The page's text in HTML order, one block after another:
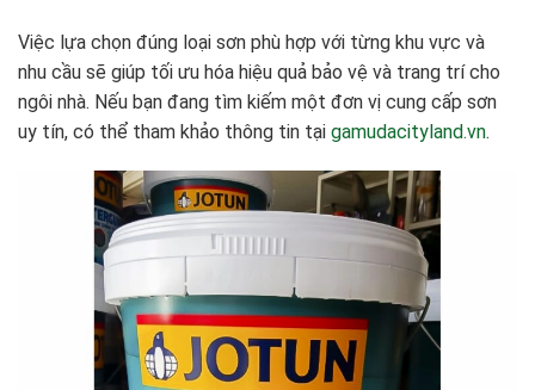
Việc lựa chọn đúng loại sơn phù hợp với từng khu vực và
nhu cầu sẽ giúp tối ưu hóa hiệu quả bảo vệ và trang trí cho
ngôi nhà. Nếu bạn đang tìm kiếm một đơn vị cung cấp sơn
uy tín, có thể tham khảo thông tin tại gamudacityland.vn.